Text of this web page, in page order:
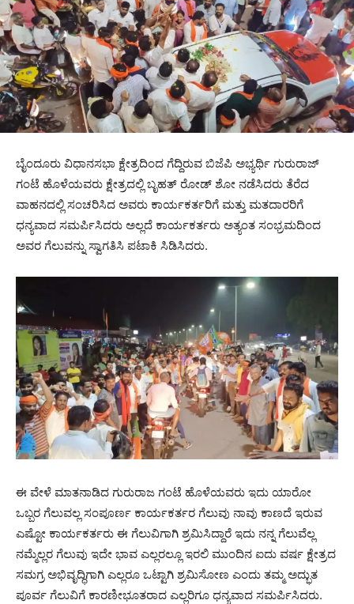
ಬೈಂದೂರು ವಿಧಾನಸಭಾ ಕ್ಷೇತ್ರದಿಂದ ಗೆದ್ದಿರುವ ಬಿಜೆಪಿ ಅಭ್ಯರ್ಥಿ ಗುರುರಾಜ್
ಗಂಟೆ ಹೊಳೆಯವರು ಕ್ಷೇತ್ರದಲ್ಲಿ ಬೃಹತ್ ರೋಡ್ ಶೋ ನಡೆಸಿದರು ತೆರೆದ
ವಾಹನದಲ್ಲಿ ಸಂಚರಿಸಿದ ಅವರು ಕಾರ್ಯಕರ್ತರಿಗೆ ಮತ್ತು ಮತದಾರರಿಗೆ
ಧನ್ಯವಾದ ಸಮರ್ಪಿಸಿದರು ಅಲ್ಲದೆ ಕಾರ್ಯಕರ್ತರು ಅತ್ಯಂತ ಸಂಭ್ರಮದಿಂದ
ಅವರ ಗೆಲುವನ್ನು ಸ್ವಾಗತಿಸಿ ಪಟಾಕಿ ಸಿಡಿಸಿದರು.
ಈ ವೇಳೆ ಮಾತನಾಡಿದ ಗುರುರಾಜ ಗಂಟೆ ಹೊಳೆಯವರು ಇದು ಯಾರೋ
ಒಬ್ಬರ ಗೆಲುವಲ್ಲ ಸಂಪೂರ್ಣ ಕಾರ್ಯಕರ್ತರ ಗೆಲುವು ನಾವು ಕಾಣದೆ ಇರುವ
ಎಷ್ಟೋ ಕಾರ್ಯಕರ್ತರು ಈ ಗೆಲುವಿಗಾಗಿ ಶ್ರಮಿಸಿದ್ದಾರೆ ಇದು ನನ್ನ ಗೆಲುವೆಲ್ಲ
ನಮ್ಮೆಲ್ಲರ ಗೆಲುವು ಇದೇ ಭಾವ ಎಲ್ಲರಲ್ಲೂ ಇರಲಿ ಮುಂದಿನ ಐದು ವರ್ಷ ಕ್ಷೇತ್ರದ
ಸಮಗ್ರ ಅಭಿವೃದ್ಧಿಗಾಗಿ ಎಲ್ಲರೂ ಒಟ್ಟಾಗಿ ಶ್ರಮಿಸೋಣ ಎಂದು ತಮ್ಮ ಅದ್ಭುತ
ಪೂರ್ವ ಗೆಲುವಿಗೆ ಕಾರಣೀಭೂತರಾದ ಎಲ್ಲರಿಗೂ ಧನ್ಯವಾದ ಸಮರ್ಪಿಸಿದರು.